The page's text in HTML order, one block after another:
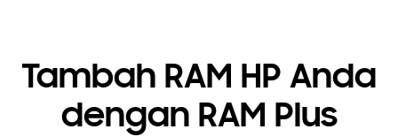
Tambah RAM HP Anda
dengan RAM Plus